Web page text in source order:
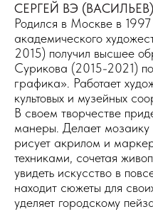
СЕРГЕЙ ВЭ (ВАСИЛЬЕВ)
Родился в Москве в
академического
2015) получил высшее
Сурикова (2015-2021)
графика». Работает
культовых и музейных
В своем творчестве
манеры. Делает мозаику
рисует акрилом и
техниками, сочетая
увидеть искусство в
находит сюжеты для
уделяет городскому